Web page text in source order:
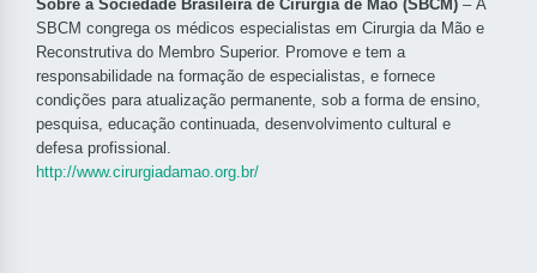
Sobre a Sociedade Brasileira de Cirurgia de Mão (SBCM) – A
SBCM congrega os médicos especialistas em Cirurgia da Mão e
Reconstrutiva do Membro Superior. Promove e tem a
responsabilidade na formação de especialistas, e fornece
condições para atualização permanente, sob a forma de ensino,
pesquisa, educação continuada, desenvolvimento cultural e
defesa profissional.
http://www.cirurgiadamao.org.br/